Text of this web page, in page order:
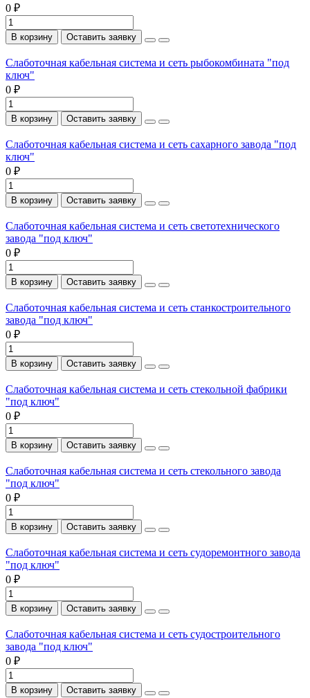
0 ₽
В корзину Оставить заявку
Слаботочная кабельная система и сеть рыбокомбината "под
ключ"
0 ₽
В корзину Оставить заявку
Слаботочная кабельная система и сеть сахарного завода "под
ключ"
0 ₽
В корзину Оставить заявку
Слаботочная кабельная система и сеть светотехнического
завода "под ключ"
0 ₽
В корзину Оставить заявку
Слаботочная кабельная система и сеть станкостроительного
завода "под ключ"
0 ₽
В корзину Оставить заявку
Слаботочная кабельная система и сеть стекольной фабрики
"под ключ"
0 ₽
В корзину Оставить заявку
Слаботочная кабельная система и сеть стекольного завода
"под ключ"
0 ₽
В корзину Оставить заявку
Слаботочная кабельная система и сеть судоремонтного завода
"под ключ"
0 ₽
В корзину Оставить заявку
Слаботочная кабельная система и сеть судостроительного
завода "под ключ"
0 ₽
В корзину Оставить заявку